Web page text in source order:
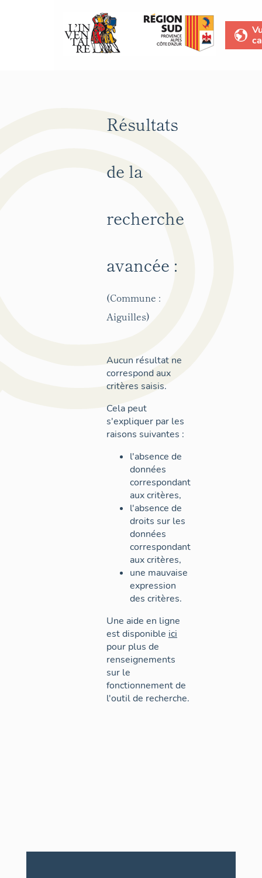
Résultats
de la
recherche
avancée :
(Commune :
Aiguilles)
Aucun résultat ne
correspond aux
critères saisis.
Cela peut
s'expliquer par les
raisons suivantes :
l'absence de
données
correspondant
aux critères,
l'absence de
droits sur les
données
correspondant
aux critères,
une mauvaise
expression
des critères.
Une aide en ligne
est disponible ici
pour plus de
renseignements
sur le
fonctionnement de
l'outil de recherche.